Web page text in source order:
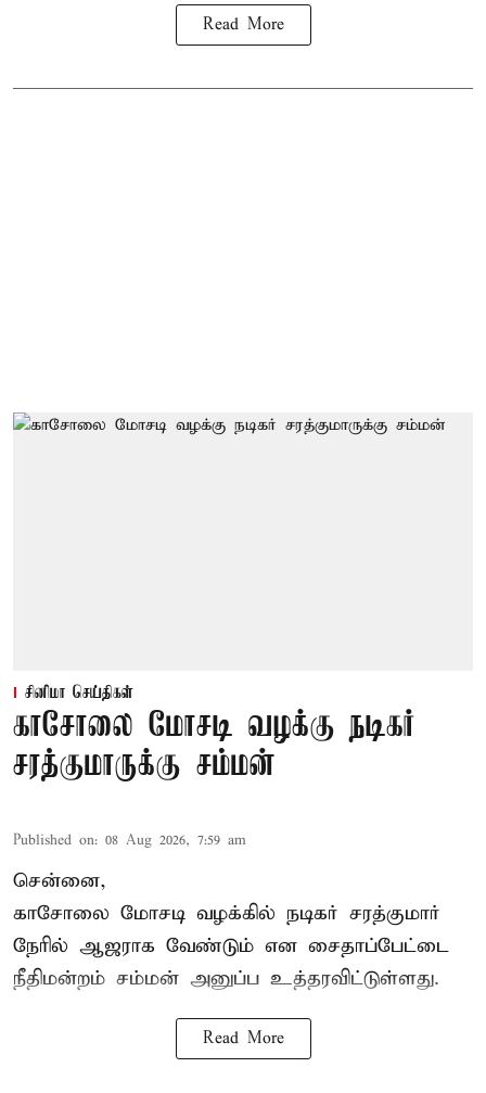
Read More
சினிமா செய்திகள்
காசோலை மோசடி வழக்கு நடிகர்
சரத்குமாருக்கு சம்மன்
Published on: 08 Aug 2026, 7:59 am
சென்னை,
காசோலை மோசடி வழக்கில் நடிகர் சரத்குமார்
நேரில் ஆஜராக வேண்டும் என சைதாப்பேட்டை
நீதிமன்றம் சம்மன் அனுப்ப உத்தரவிட்டுள்ளது.
Read More